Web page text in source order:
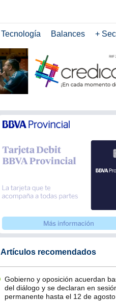
Tecnología Balances +
Artículos recomendados
Gobierno y oposición acuerdan
del diálogo y se declaran en
permanente hasta el 12 de agosto